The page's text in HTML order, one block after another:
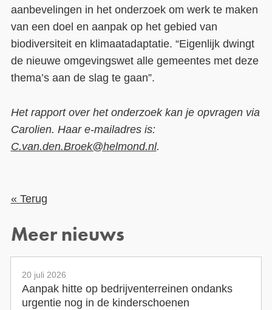
aanbevelingen in het onderzoek om werk te maken
van een doel en aanpak op het gebied van
biodiversiteit en klimaatadaptatie. “Eigenlijk dwingt
de nieuwe omgevingswet alle gemeentes met deze
thema’s aan de slag te gaan”.
Het rapport over het onderzoek kan je opvragen via
Carolien. Haar e-mailadres is:
C.van.den.Broek@helmond.nl.
« Terug
Meer nieuws
20 juli 2026
Aanpak hitte op bedrijventerreinen ondanks
urgentie nog in de kinderschoenen